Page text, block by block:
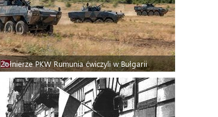
Żołnierze PKW Rumunia ćwiczyli w Bułgarii